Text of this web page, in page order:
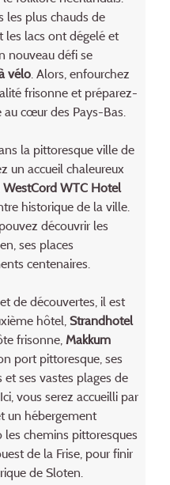
les plus chauds de
les lacs ont dégelé et
nouveau défi se
vélo. Alors, enfourchez
frisonne et préparez-
cœur des Pays-Bas.
la pittoresque ville de
un accueil chaleureux
WestCord WTC Hotel
historique de la ville.
découvrir les
ses places
centenaires.
de découvertes, il est
hôtel, Strandhotel
frisonne, Makkum
port pittoresque, ses
ses vastes plages de
vous serez accueilli par
un hébergement
chemins pittoresques
de la Frise, pour finir
de Sloten.